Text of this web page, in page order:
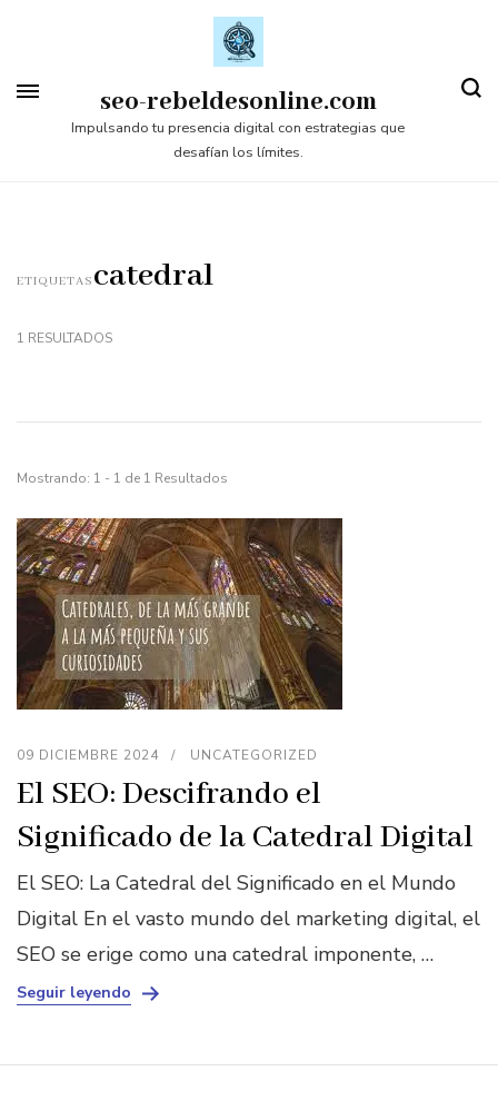
contenido
(presiona
seo-rebeldesonline.com
Impulsando tu presencia digital con estrategias que
desafían los límites.
ETIQUETAS catedral
1 RESULTADOS
Mostrando: 1 - 1 de 1 Resultados
09 DICIEMBRE 2024 UNCATEGORIZED
El SEO: Descifrando el
Significado de la Catedral Digital
El SEO: La Catedral del Significado en el Mundo
Digital En el vasto mundo del marketing digital, el
SEO se erige como una catedral imponente, …
Seguir leyendo